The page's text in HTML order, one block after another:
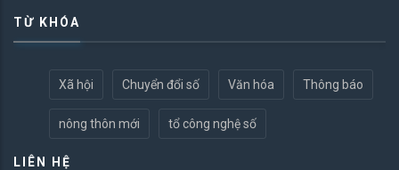
TỪ KHÓA
Xã hội Chuyển đổi số Văn hóa Thông báo
nông thôn mới tổ công nghệ số
LIÊN HỆ